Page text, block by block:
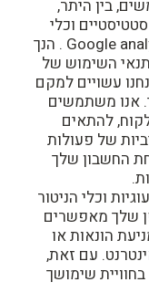
בין היתר,
וכלי
פרסום של Google analytics, Facebook, Tabula . הנך
השימוש של
עשויים למקם
אנו משתמשים
להתאים
של פעולות
החשבון שלך
וכלי הניטור
שלך מאפשרים
הונאות או
עם זאת,
שימושך